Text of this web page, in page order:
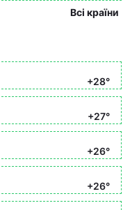
Всі країни
+28°
+27°
+26°
+26°